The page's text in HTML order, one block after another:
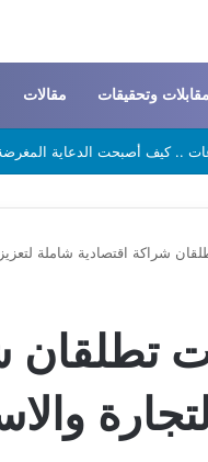
مقابلات وتحقيقات مقالات
بين التاريخ والسوسيولوجيا
شراكة اقتصادية شاملة لتعزيز